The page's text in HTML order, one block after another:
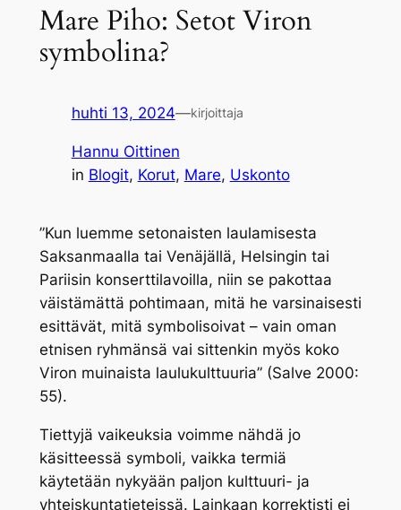
Mare Piho: Setot Viron
symbolina?
huhti 13, 2024—kirjoittaja
Hannu Oittinen
in Blogit, Korut, Mare, Uskonto
”Kun luemme setonaisten laulamisesta
Saksanmaalla tai Venäjällä, Helsingin tai
Pariisin konserttilavoilla, niin se pakottaa
väistämättä pohtimaan, mitä he varsinaisesti
esittävät, mitä symbolisoivat – vain oman
etnisen ryhmänsä vai sittenkin myös koko
Viron muinaista laulukulttuuria” (Salve 2000:
55).
Tiettyjä vaikeuksia voimme nähdä jo
käsitteessä symboli, vaikka termiä
käytetään nykyään paljon kulttuuri- ja
yhteiskuntatieteissä. Lainkaan korrektisti ei